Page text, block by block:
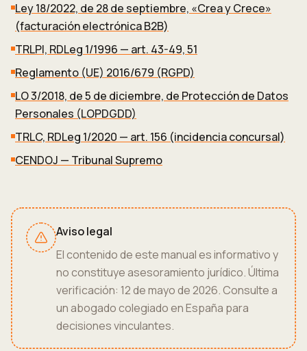
Ley 18/2022, de 28 de septiembre, «Crea y Crece»
(facturación electrónica B2B)
TRLPI, RDLeg 1/1996 — art. 43-49, 51
Reglamento (UE) 2016/679 (RGPD)
LO 3/2018, de 5 de diciembre, de Protección de Datos
Personales (LOPDGDD)
TRLC, RDLeg 1/2020 — art. 156 (incidencia concursal)
CENDOJ — Tribunal Supremo
Aviso legal
El contenido de este manual es informativo y
no constituye asesoramiento jurídico. Última
verificación: 12 de mayo de 2026. Consulte a
un abogado colegiado en España para
decisiones vinculantes.